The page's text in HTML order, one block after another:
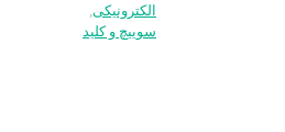
الکترونیکی,
سوییچ و کلید